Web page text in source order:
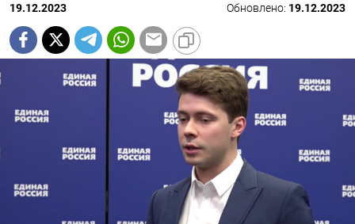
19.12.2023 Обновлено: 19.12.2023